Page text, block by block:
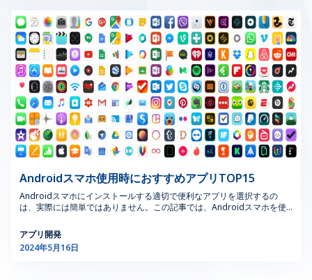
ースがユーザーフレンドリーであり、デバイスの機能を効
果的にサポートしながら、多様なユーザーベースのニーズ
を満たすことです。 3.2. 組み込み用のUIデザインの4つの
ステップ ユーザー要求の定義：ターゲットユーザーの具
体的なニーズを特定することから始めます。これには、ユ
ーザーがデバイスとどのようにインタラクションするか、
および必要な機能を理解することが含まれます。シカゴの
UIデザインクラスは、これらの要求を効果的に収集し分析
するための素晴らしい洞察を提供します。 プロトタイプ
の作成：初期プロトタイプを開発してUIを視覚化します。
このステップは、デザインを洗練し、プロセスの早い段階
でフィードバックを収集するのに役立ちます。シカゴのUI
デザインがユーザーのニーズと期待に一致するようにして
います。 ハードウェアとの統合：プロトタイプが検証さ
れたら、UIを組み込みハードウェアと統合します。このス
について深い理解が必要です。シカゴでは、組み込みシス
テムに関する専門知識がこのフェーズで重要です。最適な
パフォーマンスとユーザー体験を保証するためです。 テ
ます。 プロセス安全管理：このソフトウェアは、安全プ
ロトコルを変更管理プロセスに統合することで、プロセス
安全管理（PSM）をサポートし、事故の防止と安全な操
業の確保を支援します。 リスクアセスメント：MOCソフ
トウエアの変更管理機能用リスクアセスメントソフトウエ
アは、変更の潜在的な影響を徹底的に評価し、安全、環
境、操業上のリスクに対応します。 インシデント管理：
インシデントが発生した場合、MOCツール内のインシデ
ント管理ソフトウェアは、詳細な調査と分析を支援し、根
本原因を特定し、将来の発生を防止するための是正措置を
実施するのに役立ちます。 3.2．一般産業用途 一般的な産
業用途では、MOCソフトウェアは製造業、製薬、公益事
す。主なアプリケーションは以下の通りです。 コンプラ
イアンス管理：コンプライアンス管理ソフトウェアは、す
べての変更が関連する規制要件と業界標準に適合している
ンスチェックを自動化し、監査や検査のための記録を保持
します。 変更影響分析：MOC ツール内の変更影響分析ソ
フトウェアは、変更が既存のプロセス、システム、および
ティから大きな関心と支持を集めたという事実によって説明されます。
これは、エンターテインメントゲームの強い影響力と、日本のユーザー
にとって高品質の製品と魅力的なコンテンツを作成することの重要性を
示しています。 さらに、日本におけるスマホアプリ売上ランキングを分
析し続けると、カカオ・ピッコマ社のサービスアプリ、LINE、または
XFLAGのゲームの安定性がわかります。この安定性は、多くの場合、ユ
ーザーの好みや、エンターテイメント、チャットなどの日常サービスの
継続的な使用を反映しています。 Tik Tok Liteは、日本市場のAppstore
の最大ダウンロード数ランキングの上位にありますが、最大アプリ売上
のトップ5には入っていません。 要約すると、日本のトップアプリ売上
ランキングを分析すると、この成長するデジタル市場におけるユーザー
のニーズと好みの多様性と豊かさがより明確にわかります。 2.2. CH
Playでのトップのアプリ売上 […]
とから、人気のマッチングアプリとしてランクインされています。この
出会い系アプリは無料版もありますが、特別な機能を使用したい場合は
月額パッケージに登録する必要があります。 出会い系アプリTinderの人
気はユーザーから高く評価されています。これは、Tinderが恋愛を見つ
けて、社会的な関係を結ぶ上でユーザーに良い経験をもたらす出会い系
アプリとしてランク付けされていることを証明しています。 Tinderは、
自分に合った出会いを見つけるための便利で効果的な方法を作成しまし
た。グローバルなパスポートと多様な言語により、世界的に強力な出会
い系アプリとなっています。 2.2 JapanCupid出会い系アプリ
JapanCupidは、他の人とのつながりや関係を探している日本人に特価し
たオンライン出会い系アプリです。Cupid Media Groupは、多くの専門
的な出会い系アプリを提供していることで有名な企業です。
JapanCupidは、ユーザーが詳細な個人プロフィールを作成し、興味、場
です。ユーザーは、メッセージやJapanCupid出会い系アプリの機能を通
じてお互いにコミュニケーションをとることができます。 JapanCupid
は多くの言語にサポートしており、世界中のユーザーが日本人とつなが
ることができる便利な環境を作り出しています。 JapanCupidは人気の
最大限の体験を得ることができ、より楽しむことができる特別な機能も
提供しています。 Cupid Media Groupのプロフェッショナルな姿勢によ
り、JapanCupidは、関係やつながりを探している人々に人気のおすすめ
させることができます。 スマートアラーム機能に加え、高品質なアラー
ム音も楽しめる便利なアプリです。さらに、睡眠分析チャートを提供
し、ユーザーが睡眠の質を簡単に監視および制御できるようにします。
睡眠に非常に役立つので、ぜひ毎日のアプリリストにご追加・活用くだ
さい。 2. 便利なアプリ「Jumbo」 Jumboは、個人情報を最も安全な方
法で保護するのに役立つ最も便利なアプリの1つと考えられています。す
べてのソーシャルメディアアカウントに連携し、情報漏洩を防ぎ、ユー
ザーデータを保護するためのセキュリティ対策を提供します。 この便利
な生活アプリは広告やスパムもブロックし、ハッカーによるアカウント
への侵入を困難にします。JumboはiOSとAndroidの両方で利用できるよ
うになり、ユーザーはソフトウェアの問題を心配することなく簡単にイ
ンストールできるようになりました。これは、スマホでの操作を邪魔す
る広告が嫌いな人にとっては間違いなく便利なアプリです。 >>> もっと
見る: 便利アプリ 3. 便利なアプリ「Good Look」 スタイルを変えるのに
アプリをご紹介します。 Good Lookは、日常生活における適切なファ
ッションや服装スタイルを指導するためのモバイル アプリです。ファッ
ションや美容に関する役立つアドバイスを提供し、衣類アイテムを適切
に組み合わせて最新のトレンドを把握するのに役立ちます。 プロのファ
方に毎日新しくて素晴らしい体験をもたらします。見た目を気にする人
なら、日常生活に役立つこと間違いなしのアプリです。 4. 便利なアプリ
Androidスマホ使用時におすすめアプリTOP15
Androidスマホにインストールする適切で便利なアプリを選択するの
は、実際には簡単ではありません。この記事では、Androidスマホを使
めしたいアプリには次のようなものがあります。 1. Facebook – 人気ラ
ンキングアプリ Facebookは、2004年に米国で設立され、カリフォルニ
アに本社を置くソーシャルネットワーキングおよびオンラインメディア
アプリ開発
2024年5月16日